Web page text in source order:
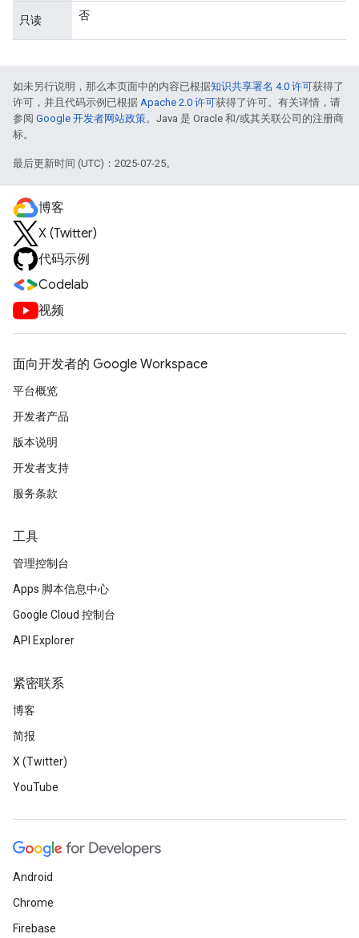
只读 否
如未另行说明，那么本页面中的内容已根据知识共享署名 4.0 许可获得了
许可，并且代码示例已根据 Apache 2.0 许可获得了许可。有关详情，请
参阅 Google 开发者网站政策。Java 是 Oracle 和/或其关联公司的注册商
标。
最后更新时间 (UTC)：2025-07-25。
博客
X (Twitter)
代码示例
Codelab
视频
面向开发者的 Google Workspace
平台概览
开发者产品
版本说明
开发者支持
服务条款
工具
管理控制台
Apps 脚本信息中心
Google Cloud 控制台
API Explorer
紧密联系
博客
简报
X (Twitter)
YouTube
Android
Chrome
Firebase